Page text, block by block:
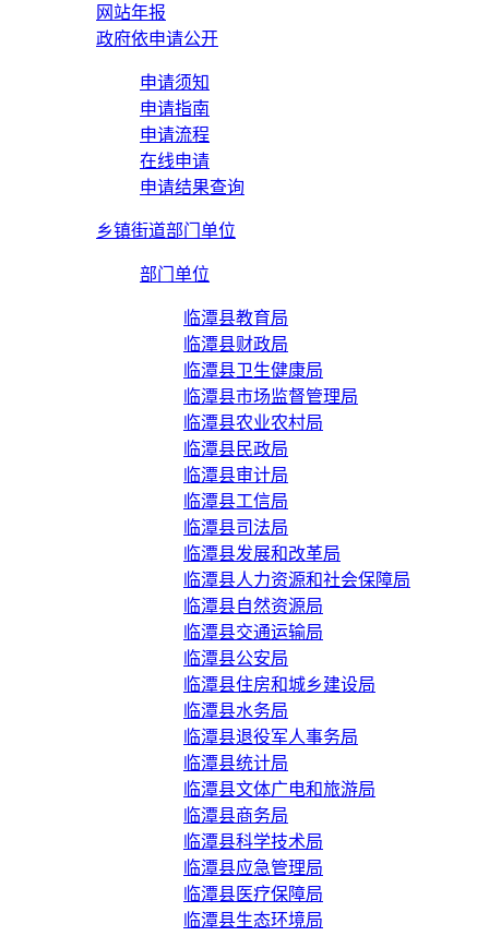
网站年报
政府依申请公开
申请须知
申请指南
申请流程
在线申请
申请结果查询
乡镇街道部门单位
部门单位
临潭县教育局
临潭县财政局
临潭县卫生健康局
临潭县市场监督管理局
临潭县农业农村局
临潭县民政局
临潭县审计局
临潭县工信局
临潭县司法局
临潭县发展和改革局
临潭县人力资源和社会保障局
临潭县自然资源局
临潭县交通运输局
临潭县公安局
临潭县住房和城乡建设局
临潭县水务局
临潭县退役军人事务局
临潭县统计局
临潭县文体广电和旅游局
临潭县商务局
临潭县科学技术局
临潭县应急管理局
临潭县医疗保障局
临潭县生态环境局